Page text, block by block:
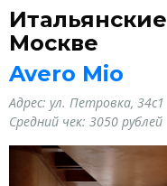
Москве
Avero Mio
Адрес: ул. Петровка, 34с1
Средний чек: 3050 рублей